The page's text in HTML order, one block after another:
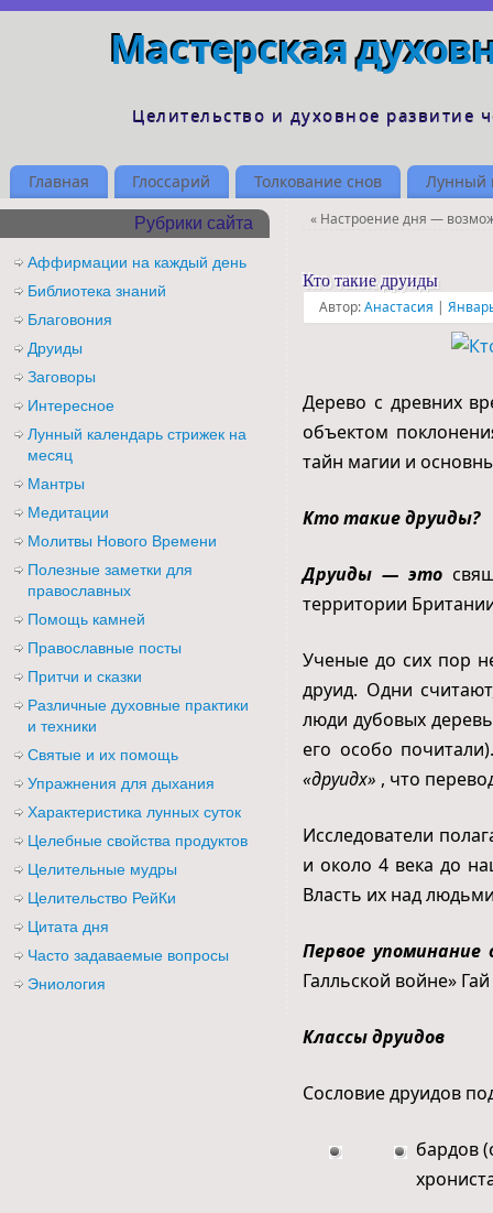
Мастерская
Целительство и духовное развитие
Главная Глоссарий Толкование снов Лунный
«Настроение дня —
Кто такие друиды
Автор:Анастасия |
Дерево с древних
объектом
тайн магии и
Кто такие друиды?
Друиды — это
территории
Ученые до сих пор
друид. Одни
люди дубовых
его особо
«друидх» , что
Исследователи
и около 4 века до
Власть их над
Первое упоминание
Галльской войне»
Классы друидов
Сословие друидов
бардов
Рубрики сайта
Аффирмации на каждый день
Библиотека знаний
Благовония
Друиды
Заговоры
Интересное
Лунный календарь стрижек на
месяц
Мантры
Медитации
Молитвы Нового Времени
Полезные заметки для
православных
Помощь камней
Православные посты
Притчи и сказки
Различные духовные практики
и техники
Святые и их помощь
Упражнения для дыхания
Характеристика лунных суток
Целебные свойства продуктов
Целительные мудры
Целительство РейКи
Цитата дня
Часто задаваемые вопросы
Эниология